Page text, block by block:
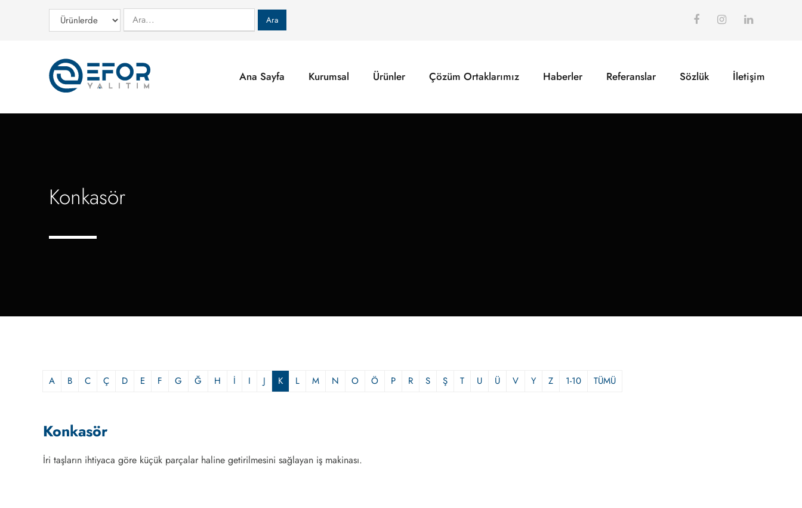
Ara
Ana Sayfa Kurumsal Ürünler Çözüm Ortaklarımız Haberler Referanslar Sözlük İletişim
Konkasör
A B C Ç D E F G Ğ H İ I J K L M N O Ö P R S Ş T U Ü V Y Z 1-10 TÜMÜ
Konkasör
İri taşların ihtiyaca göre küçük parçalar haline getirilmesini sağlayan iş makinası.